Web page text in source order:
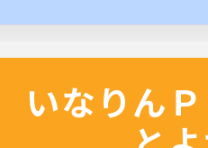
いなりん